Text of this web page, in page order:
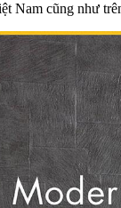
Nam cũng như